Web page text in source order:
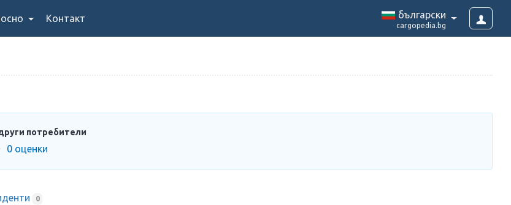
Контакт български
cargopedia.bg
потребители
0 оценки
0